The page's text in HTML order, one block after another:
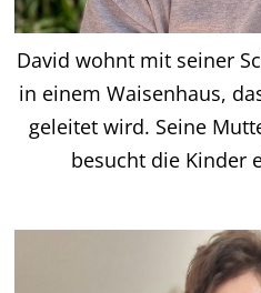
David wohnt mit seiner
in einem Waisenhaus,
geleitet wird. Seine
besucht die Kinder